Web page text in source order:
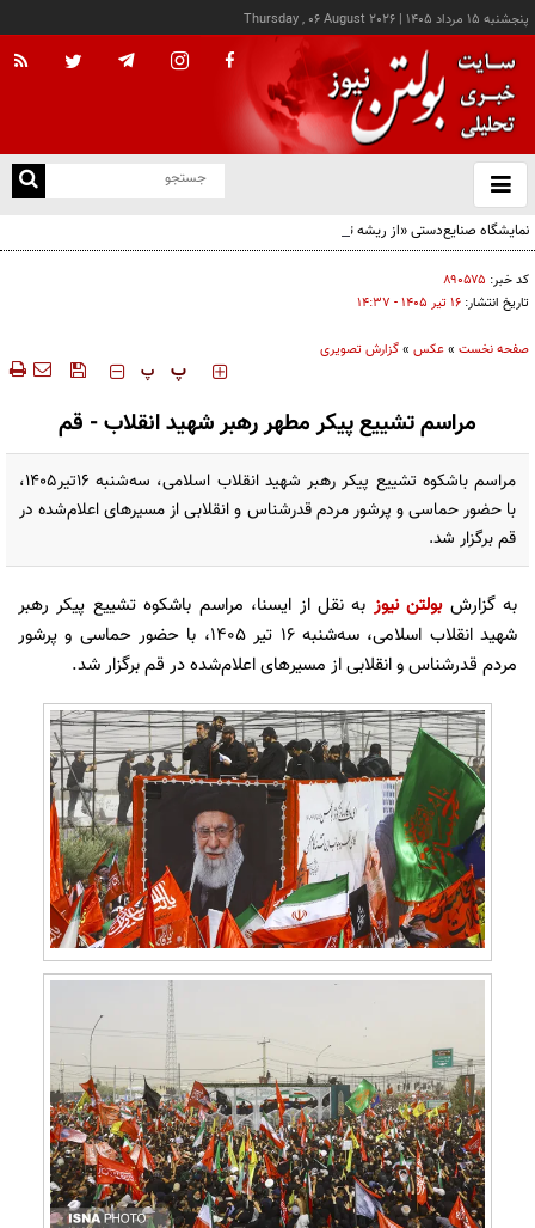
پنجشنبه ۱۵ مرداد ۱۴۰۵ |
Thursday , 06 August 2026
باز
و
نمایشگاه صنایع‌دستی «از ریشه تا امروز» - کرج
کد خبر: ۸۹۰۵۷۵
تاریخ انتشار: ۱۶ تير ۱۴۰۵ - ۱۴:۳۷
صفحه نخست »عکس »گزارش تصویری
‍‍‍ پ پ
مراسم تشییع پیکر مطهر رهبر شهید انقلاب - قم
مراسم باشکوه تشییع پیکر رهبر شهید انقلاب اسلامی، سه‌شنبه ۱۶تیر۱۴۰۵،
با حضور حماسی و پرشور مردم قدرشناس و انقلابی از مسیرهای اعلام‌شده در
قم برگزار شد.
به گزارشبولتن نیوز به نقل از ایسنا، مراسم باشکوه تشییع پیکر رهبر
شهید انقلاب اسلامی، سه‌شنبه ۱۶ تیر ۱۴۰۵، با حضور حماسی و پرشور
مردم قدرشناس و انقلابی از مسیرهای اعلام‌شده در قم برگزار شد.